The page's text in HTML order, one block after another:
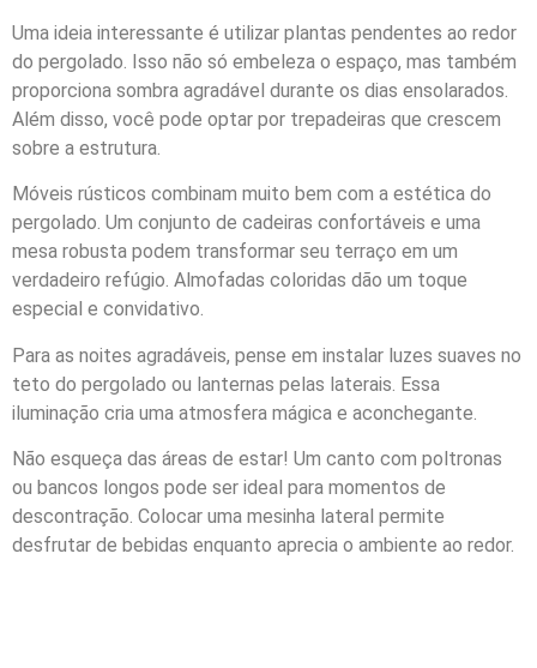
Uma ideia interessante é utilizar plantas pendentes ao redor
do pergolado. Isso não só embeleza o espaço, mas também
proporciona sombra agradável durante os dias ensolarados.
Além disso, você pode optar por trepadeiras que crescem
sobre a estrutura.
Móveis rústicos combinam muito bem com a estética do
pergolado. Um conjunto de cadeiras confortáveis e uma
mesa robusta podem transformar seu terraço em um
verdadeiro refúgio. Almofadas coloridas dão um toque
especial e convidativo.
Para as noites agradáveis, pense em instalar luzes suaves no
teto do pergolado ou lanternas pelas laterais. Essa
iluminação cria uma atmosfera mágica e aconchegante.
Não esqueça das áreas de estar! Um canto com poltronas
ou bancos longos pode ser ideal para momentos de
descontração. Colocar uma mesinha lateral permite
desfrutar de bebidas enquanto aprecia o ambiente ao redor.